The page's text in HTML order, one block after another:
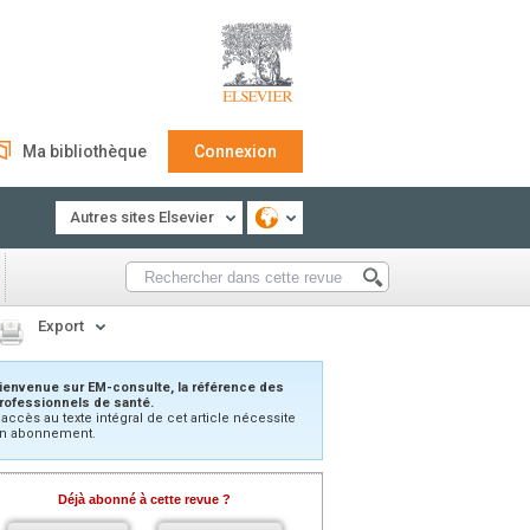
Ma bibliothèque Connexion
Autres sites Elsevier
Export
sur EM-consulte, la référence des
de santé.
au texte intégral de cet article nécessite
abonnement.
Déjà abonné à cette revue ?